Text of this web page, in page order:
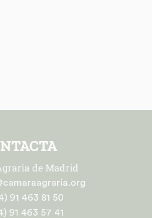
de Madrid
91 463 81 50
91 463 57 41